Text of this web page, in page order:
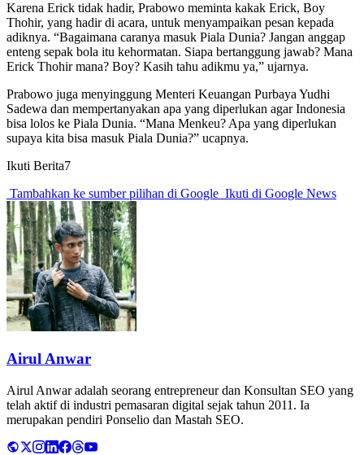
Karena Erick tidak hadir, Prabowo meminta kakak Erick, Boy
Thohir, yang hadir di acara, untuk menyampaikan pesan kepada
adiknya. “Bagaimana caranya masuk Piala Dunia? Jangan anggap
enteng sepak bola itu kehormatan. Siapa bertanggung jawab? Mana
Erick Thohir mana? Boy? Kasih tahu adikmu ya,” ujarnya.
Prabowo juga menyinggung Menteri Keuangan Purbaya Yudhi
Sadewa dan mempertanyakan apa yang diperlukan agar Indonesia
bisa lolos ke Piala Dunia. “Mana Menkeu? Apa yang diperlukan
supaya kita bisa masuk Piala Dunia?” ucapnya.
Ikuti Berita7
Tambahkan ke sumber pilihan di Google Ikuti di Google News
Airul Anwar
Airul Anwar adalah seorang entrepreneur dan Konsultan SEO yang
telah aktif di industri pemasaran digital sejak tahun 2011. Ia
merupakan pendiri Ponselio dan Mastah SEO.